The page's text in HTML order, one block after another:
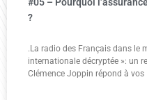
?
.La radio des Français dans le
internationale décryptée »: un
Clémence Joppin répond à vos